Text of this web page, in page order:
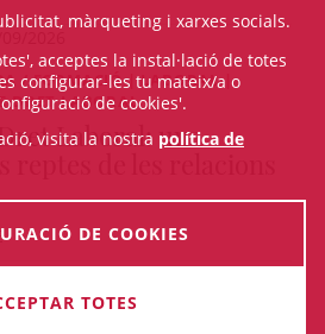
2026
/ FORMACIÓ | LABORAL |
DRET LABORAL
Laboral: una
de les relacions
2026
màrqueting i xarxes socials.
acceptes la instal·lació de totes
configurar-les tu mateix/a o
de cookies'.
visita la nostra política de
DE COOKIES
TOTES